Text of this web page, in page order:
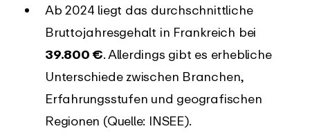
Ab 2024 liegt das durchschnittliche
Bruttojahresgehalt in Frankreich bei
39.800 €. Allerdings gibt es erhebliche
Unterschiede zwischen Branchen,
Erfahrungsstufen und geografischen
Regionen (Quelle: INSEE).